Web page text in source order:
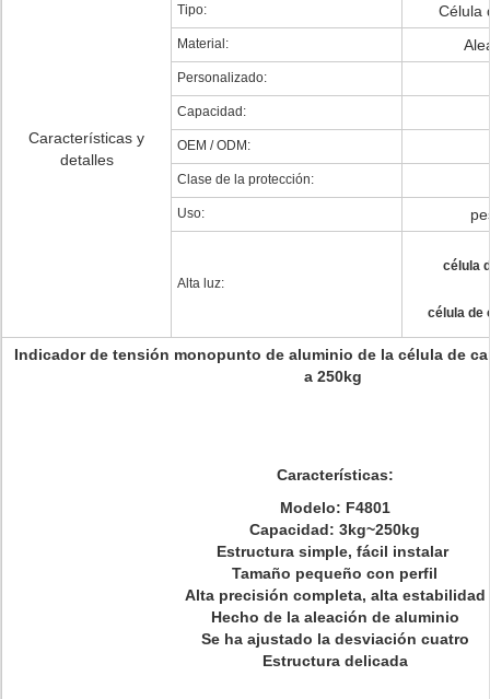
Características y
detalles
Tipo: Célula
Material:
Personalizado:
Capacidad:
OEM / ODM:
Clase de la protección:
Uso:
Alta luz:
célula
célula de
Indicador de tensión monopunto de aluminio de la célula de
a 250kg
Características:
Modelo: F4801
Capacidad: 3kg~250kg
Estructura simple, fácil instalar
Tamaño pequeño con perfil
Alta precisión completa, alta estabilidad
Hecho de la aleación de aluminio
Se ha ajustado la desviación cuatro
Estructura delicada